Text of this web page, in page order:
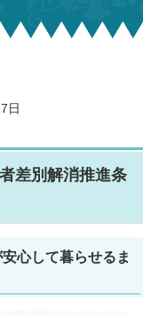
日
差別解消推進条
心して暮らせるま